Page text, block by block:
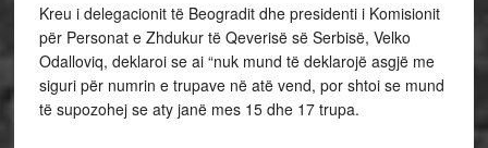
Kreu i delegacionit të Beogradit dhe presidenti i Komisionit
për Personat e Zhdukur të Qeverisë së Serbisë, Velko
Odalloviq, deklaroi se ai “nuk mund të deklarojë asgjë me
siguri për numrin e trupave në atë vend, por shtoi se mund
të supozohej se aty janë mes 15 dhe 17 trupa.